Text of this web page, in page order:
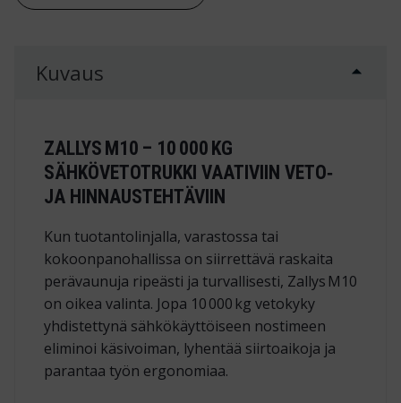
Kuvaus
ZALLYS M10 – 10 000 KG
SÄHKÖVETOTRUKKI VAATIVIIN VETO‑
JA HINNAUSTEHTÄVIIN
Kun tuotantolinjalla, varastossa tai
kokoonpanohallissa on siirrettävä raskaita
perävaunuja ripeästi ja turvallisesti, Zallys M10
on oikea valinta. Jopa 10 000 kg vetokyky
yhdistettynä sähkökäyttöiseen nostimeen
eliminoi käsivoiman, lyhentää siirtoaikoja ja
parantaa työn ergonomiaa.